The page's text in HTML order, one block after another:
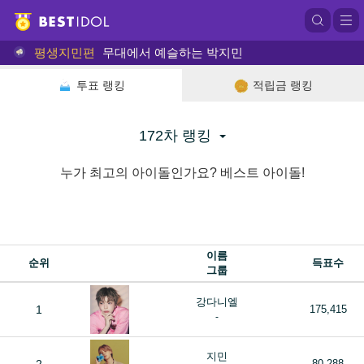
평생지민편 무대에서 예슬하는 박지민
투표 랭킹 적립금 랭킹
172차 랭킹
누가 최고의 아이돌인가요? 베스트 아이돌!
순위
이름
그룹
득표수
1
강다니엘
-
175,415
지민